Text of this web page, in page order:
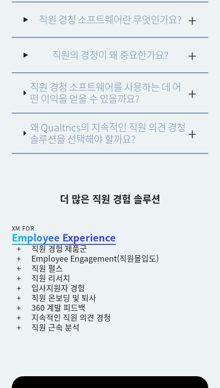
직원 경청이란조직이 직원의 피드백을 수집, 분석 및
이에 대응하여 직원 경험(EX)을 개선하고 참여와 만족
도를 높이며 회사 가치와 목표에 부합하는 데 사용하
는 관행을 의미합니다.
직원 경청 소프트웨어란 무엇인가요?
직원의 경청이 왜 중요한가요?
직원 경청 소프트웨어를 사용하는 데 어
떤 이익을 얻을 수 있을까요?
왜 Qualtrics의 지속적인 직원 의견 경청
솔루션을 선택해야 할까요?
더 많은 직원 경험 솔루션
XM FOR
Employee Experience
직원 경험 제품군
Employee Engagement(직원몰입도)
직원 펄스
직원 리서치
입사지원자 경험
직원 온보딩 및 퇴사
360 계발 피드백
지속적인 직원 의견 경청
직원 근속 분석